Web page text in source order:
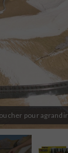
pour agrandir